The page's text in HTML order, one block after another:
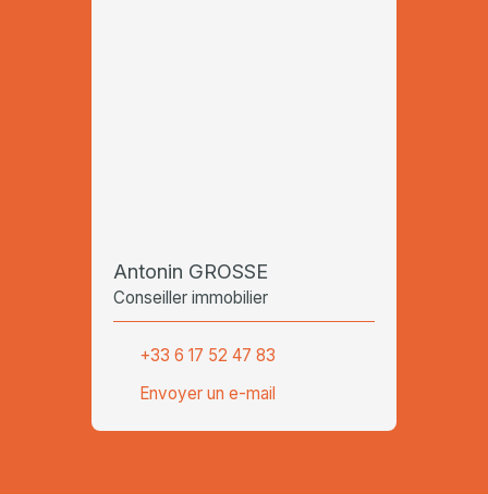
Antonin GROSSE
Conseiller immobilier
+33 6 17 52 47 83
Envoyer un e-mail